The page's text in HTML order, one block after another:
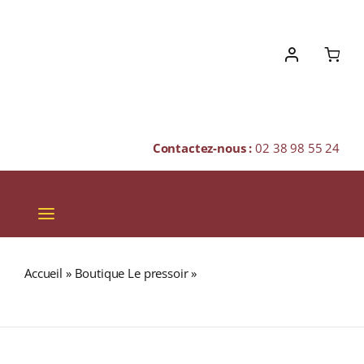
Contactez-nous :02 38 98 55 24
Toggle
Navigation
SPIRITUEUX
Accueil » Boutique Le pressoir»